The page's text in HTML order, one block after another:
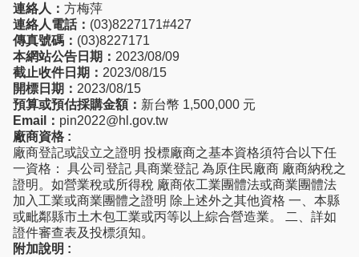
連絡人： 方梅萍
連絡人電話： (03)8227171#427
傳真號碼： (03)8227171
本網站公告日期： 2023/08/09
截止收件日期： 2023/08/15
開標日期： 2023/08/15
預算或預估採購金額： 新台幣 1,500,000 元
Email： pin2022@hl.gov.tw
廠商資格 :
廠商登記或設立之證明 投標廠商之基本資格須符合以下任
一資格： 具公司登記 具商業登記 為原住民廠商 廠商納稅之
證明。如營業稅或所得稅 廠商依工業團體法或商業團體法
加入工業或商業團體之證明 除上述外之其他資格 一、本縣
或毗鄰縣市土木包工業或丙等以上綜合營造業。 二、詳如
證件審查表及投標須知。
附加說明 :